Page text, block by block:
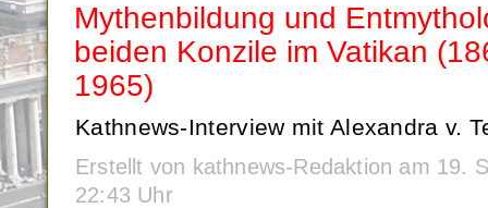
Mythenbildung und
beiden Konzile im Vatikan
1965)
Kathnews-Interview mit Alexandra v.
Erstellt von kathnews-Redaktion am 19.
22:43 Uhr